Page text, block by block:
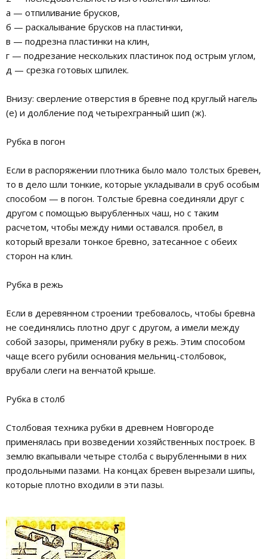
а — отпиливание брусков,
б — раскалывание брусков на пластинки,
в — подрезна пластинки на клин,
г — подрезание нескольких пластинок под острым углом,
д — срезка готовых шпилек.
Внизу: сверление отверстия в бревне под круглый нагель
(е) и долбление под четырехгранный шип (ж).
Рубка в погон
Если в распоряжении плотника было мало толстых бревен,
то в дело шли тонкие, которые укладывали в сруб особым
способом — в погон. Толстые бревна соединяли друг с
другом с помощью вырубленных чаш, но с таким
расчетом, чтобы между ними оставался. пробел, в
который врезали тонкое бревно, затесанное с обеих
сторон на клин.
Рубка в режь
Если в деревянном строении требовалось, чтобы бревна
не соединялись плотно друг с другом, а имели между
собой зазоры, применяли рубку в режь. Этим способом
чаще всего рубили основания мельниц-столбовок,
врубали слеги на венчатой крыше.
Рубка в столб
Столбовая техника рубки в древнем Новгороде
применялась при возведении хозяйственных построек. В
землю вкапывали четыре столба с вырубленными в них
продольными пазами. На концах бревен вырезали шипы,
которые плотно входили в эти пазы.